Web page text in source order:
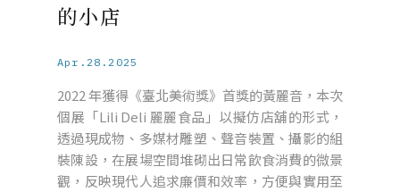
的小店
Apr.28.2025
2022 年獲得《臺北美術獎》首獎的黃麗音，本次
個展「Lili Deli 麗麗食品」以擬仿店舖的形式，
透過現成物、多媒材雕塑、聲音裝置、攝影的組
裝陳設，在展場空間堆砌出日常飲食消費的微景
觀，反映現代人追求廉價和效率，方便與實用至